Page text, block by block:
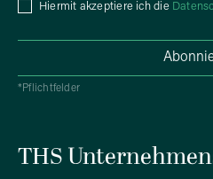
THS
Hiermit akzeptiere ich die
*Pflichtfelder